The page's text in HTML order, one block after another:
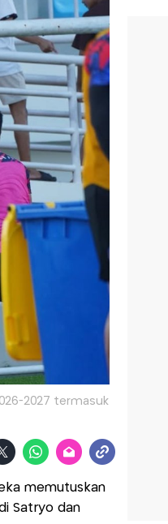
2027 termasuk
memutuskan
Satryo dan